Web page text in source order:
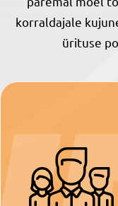
korraldajale
ürituse